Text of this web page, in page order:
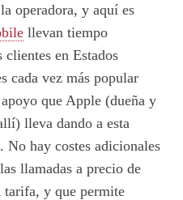
operadora, y aquí es
llevan tiempo
clientes en Estados
cada vez más popular
que Apple (dueña y
lleva dando a esta
No hay costes adicionales
llamadas a precio de
tarifa, y que permite